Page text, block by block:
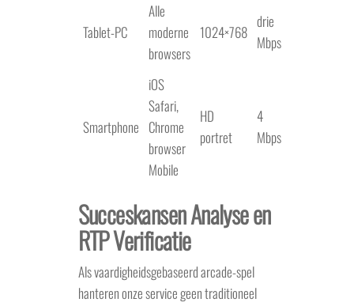
Tablet-PC
Alle
moderne
browsers
1024×768
drie
Mbps
Smartphone
iOS
Safari,
Chrome
browser
Mobile
HD
portret
4
Mbps
Succeskansen Analyse en
RTP Verificatie
Als vaardigheidsgebaseerd arcade-spel
hanteren onze service geen traditioneel